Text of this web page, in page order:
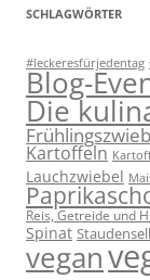
SCHLAGWÖRTER
#leckeresfürjedentag
Blog-
Die
Kartoffeln
Lauchzwiebel
Reis, Getreide und
Spinat
vegan